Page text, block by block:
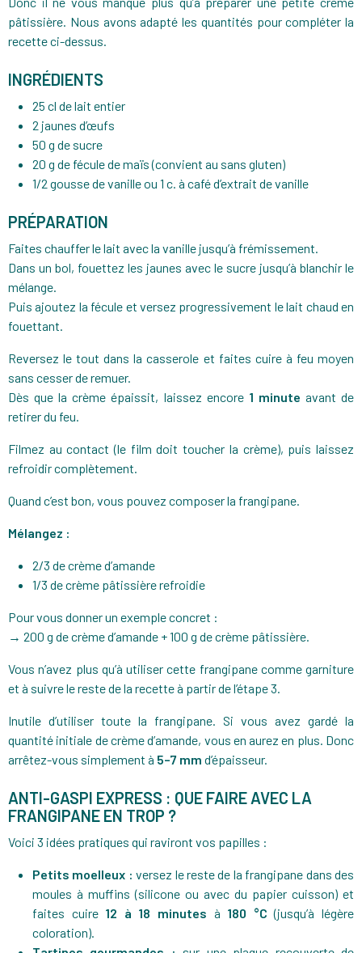
pâtissière. Nous avons adapté les quantités pour compléter la
recette ci-dessus.
INGRÉDIENTS
25 cl de lait entier
2 jaunes d’œufs
50 g de sucre
20 g de fécule de maïs (convient au sans gluten)
1/2 gousse de vanille ou 1 c. à café d’extrait de vanille
PRÉPARATION
Faites chauffer le lait avec la vanille jusqu’à frémissement.
Dans un bol, fouettez les jaunes avec le sucre jusqu’à blanchir le
mélange.
Puis ajoutez la fécule et versez progressivement le lait chaud en
fouettant.
Reversez le tout dans la casserole et faites cuire à feu moyen
sans cesser de remuer.
Dès que la crème épaissit, laissez encore 1 minute avant de
retirer du feu.
Filmez au contact (le film doit toucher la crème), puis laissez
refroidir complètement.
Quand c’est bon, vous pouvez composer la frangipane.
Mélangez :
2/3 de crème d’amande
1/3 de crème pâtissière refroidie
Pour vous donner un exemple concret :
→ 200 g de crème d’amande + 100 g de crème pâtissière.
Vous n’avez plus qu’à utiliser cette frangipane comme garniture
et à suivre le reste de la recette à partir de l’étape 3.
Inutile d’utiliser toute la frangipane. Si vous avez gardé la
quantité initiale de crème d’amande, vous en aurez en plus. Donc
arrêtez-vous simplement à 5–7 mm d’épaisseur.
ANTI-GASPI EXPRESS : QUE FAIRE AVEC LA
FRANGIPANE EN TROP ?
Voici 3 idées pratiques qui raviront vos papilles :
Petits moelleux : versez le reste de la frangipane dans des
moules à muffins (silicone ou avec du papier cuisson) et
faites cuire 12 à 18 minutes à 180 °C (jusqu’à légère
coloration).